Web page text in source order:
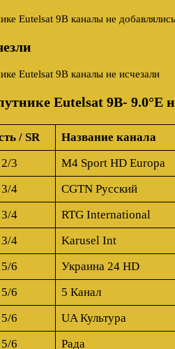
Eutelsat 9B каналы не добавлялись
Eutelsat 9B каналы не исчезали
Eutelsat 9B- 9.0°E
/ SR
Название канала
3
M4 Sport HD Europa
4
CGTN Русский
4
RTG International
4
Karusel Int
6
Украина 24 HD
6
5 Канал
6
UA Культура
6
Рада